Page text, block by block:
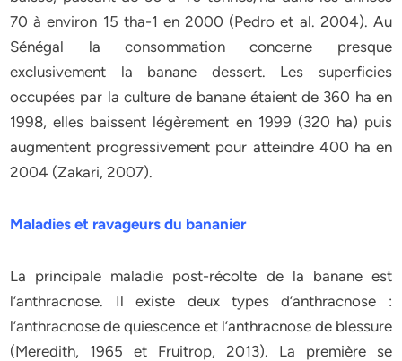
70 à environ 15 tha-1 en 2000 (Pedro et al. 2004). Au
Sénégal la consommation concerne presque
exclusivement la banane dessert. Les superficies
occupées par la culture de banane étaient de 360 ha en
1998, elles baissent légèrement en 1999 (320 ha) puis
augmentent progressivement pour atteindre 400 ha en
2004 (Zakari, 2007).
Maladies et ravageurs du bananier
La principale maladie post-récolte de la banane est
l’anthracnose. Il existe deux types d’anthracnose :
l’anthracnose de quiescence et l’anthracnose de blessure
(Meredith, 1965 et Fruitrop, 2013). La première se